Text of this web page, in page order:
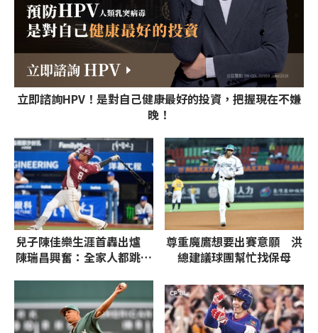
立即諮詢HPV！是對自己健康最好的投資，把握現在不嫌
晚！
兒子陳佳樂生涯首轟出爐
陳瑞昌興奮：全家人都跳起
尊重魔鷹想要出賽意願 洪
總建議球團幫忙找保母